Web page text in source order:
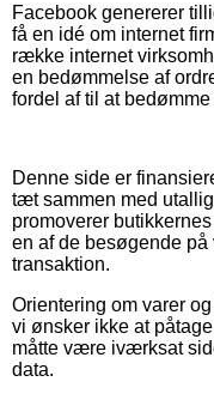
Facebook genererer
få en idé om internet
række internet
en bedømmelse af
fordel af til at
Denne side er
tæt sammen med
promoverer
en af de besøgende
transaktion.
Orientering om varer
vi ønsker ikke at
måtte være iværksat
data.